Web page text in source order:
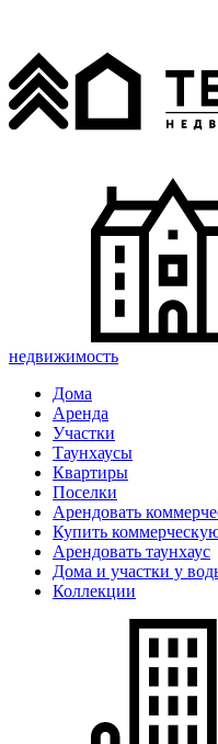
недвижимость
Дома
Аренда
Участки
Таунхаусы
Квартиры
Поселки
Арендовать
Купить
Арендовать таунхаус
Дома и участки у
Коллекции